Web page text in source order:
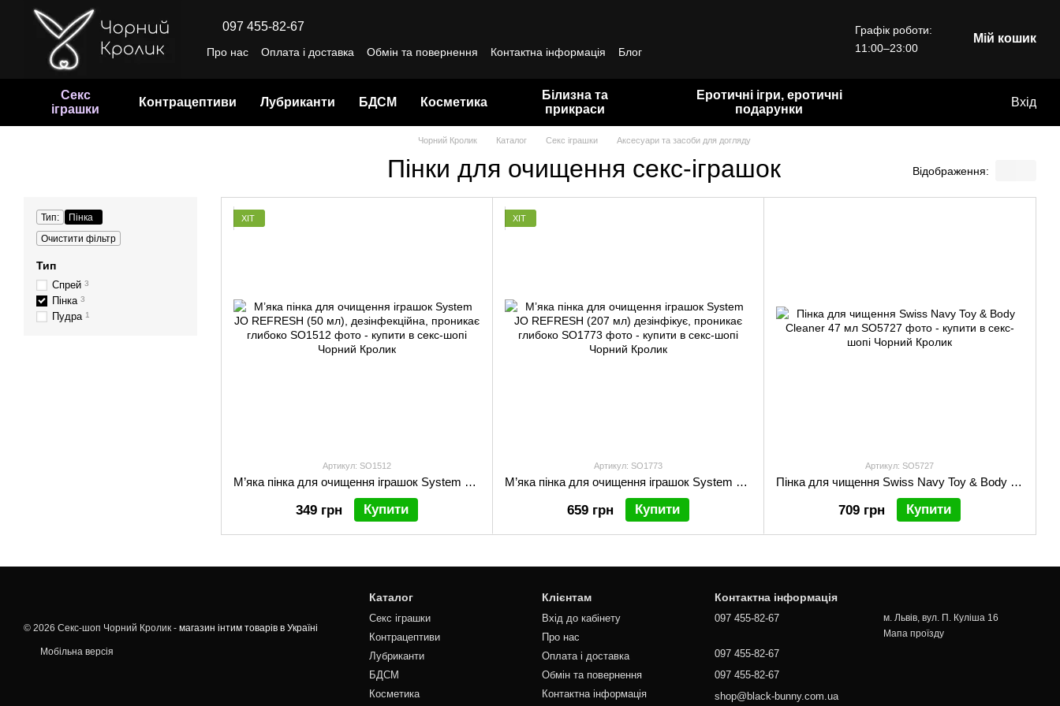
Перейти до основного контенту
097 455-82-67
Про нас Оплата і доставка Обмін та повернення Контактна інформація
Блог
Графік роботи:
11:00–23:00
Мій кошик
Секс
іграшки
Контрацептиви Лубриканти БДСМ Косметика
Білизна та
прикраси
Еротичні ігри, еротичні
подарунки
Вхід
Чорний Кролик Каталог Секс іграшки Аксесуари та засоби для догляду
Пінки для очищення секс-іграшок Відображення:
ХІТ
Артикул: SO1512
М’яка пінка для очищення іграшок System JO REFRESH (50 мл), дезінфекційна, проникає глибоко
349 грн Купити
ХІТ
Артикул: SO1773
М’яка пінка для очищення іграшок System JO REFRESH (207 мл) дезінфікує, проникає глибоко
659 грн Купити
Артикул: SO5727
Пінка для чищення Swiss Navy Toy & Body Cleaner 47 мл
709 грн Купити
Тип:
Пінка
Очистити фільтр
Тип
Спрей 3
Пінка 3
Пудра 1
© 2026 Секс-шоп Чорний Кролик - магазин інтим товарів в Україні
Мобільна версія
Каталог
Секс іграшки
Контрацептиви
Лубриканти
БДСМ
Косметика
Клієнтам
Вхід до кабінету
Про нас
Оплата і доставка
Обмін та повернення
Контактна інформація
Контактна інформація
097 455-82-67
097 455-82-67
097 455-82-67
shop@black-bunny.com.ua
м. Львів, вул. П. Куліша 16
Мапа проїзду